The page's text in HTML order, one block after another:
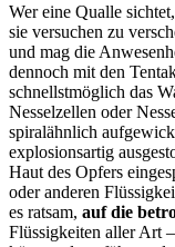
Wer eine Qualle
sie versuchen zu
und mag die
dennoch mit den
schnellstmöglich das
Nesselzellen oder
spiralähnlich
explosionsartig
Haut des Opfers
oder anderen
es ratsam, auf die
Flüssigkeiten aller Art